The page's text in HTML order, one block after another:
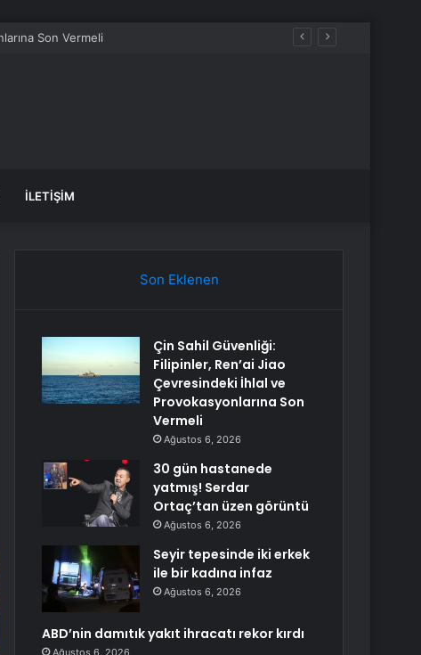
İLETIŞIM
Son Eklenen
Çin Sahil Güvenliği:
Filipinler, Ren’ai Jiao
Çevresindeki İhlal ve
Provokasyonlarına Son
Vermeli
Ağustos 6, 2026
30 gün hastanede
yatmış! Serdar
Ortaç’tan üzen görüntü
Ağustos 6, 2026
Seyir tepesinde iki erkek
ile bir kadına infaz
Ağustos 6, 2026
ABD’nin damıtık yakıt ihracatı rekor kırdı
Ağustos 6, 2026